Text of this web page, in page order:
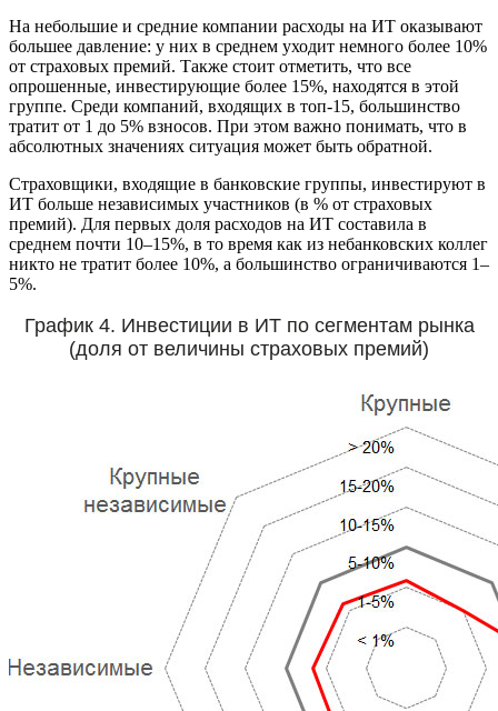
На небольшие и средние компании расходы на ИТ оказывают
большее давление: у них в среднем уходит немного более 10%
от страховых премий. Также стоит отметить, что все
опрошенные, инвестирующие более 15%, находятся в этой
группе. Среди компаний, входящих в топ-15, большинство
тратит от 1 до 5% взносов. При этом важно понимать, что в
абсолютных значениях ситуация может быть обратной.
Страховщики, входящие в банковские группы, инвестируют в
ИТ больше независимых участников (в % от страховых
премий). Для первых доля расходов на ИТ составила в
среднем почти 10–15%, в то время как из небанковских коллег
никто не тратит более 10%, а большинство ограничиваются 1–
5%.
График 4. Инвестиции в ИТ по сегментам рынка
(доля от величины страховых премий)